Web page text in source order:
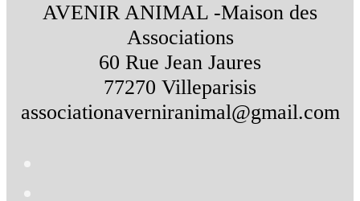
AVENIR ANIMAL -Maison des
Associations
60 Rue Jean Jaures
77270 Villeparisis
associationaverniranimal@gmail.com